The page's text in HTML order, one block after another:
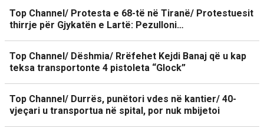
Top Channel/ Protesta e 68-të në Tiranë/ Protestuesit
thirrje për Gjykatën e Lartë: Pezulloni…
Top Channel/ Dëshmia/ Rrëfehet Kejdi Banaj që u kap
teksa transportonte 4 pistoleta “Glock”
Top Channel/ Durrës, punëtori vdes në kantier/ 40-
vjeçari u transportua në spital, por nuk mbijetoi